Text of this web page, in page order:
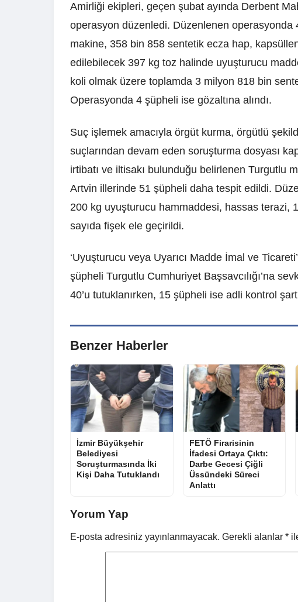
Amirliği ekipleri, geçen şubat ayında Derbent
operasyon düzenledi. Düzenlenen
makine, 358 bin 858 sentetik ecza hap,
edilebilecek 397 kg toz halinde uyuşturucu
koli olmak üzere toplamda 3 milyon 818 bin
Operasyonda 4 şüpheli ise gözaltına alındı.
Suç işlemek amacıyla örgüt kurma, örgütlü
suçlarından devam eden soruşturma dosyası
irtibatı ve iltisakı bulunduğu belirlenen Turgutlu
Artvin illerinde 51 şüpheli daha tespit edildi.
200 kg uyuşturucu hammaddesi, hassas terazi,
sayıda fişek ele geçirildi.
‘Uyuşturucu veya Uyarıcı Madde İmal ve
şüpheli Turgutlu Cumhuriyet Başsavcılığı’na
40’u tutuklanırken, 15 şüpheli ise adli kontrol
Benzer Haberler
İzmir Büyükşehir
Belediyesi
Soruşturmasında İki
Kişi Daha Tutuklandı
FETÖ Firarisinin
İfadesi Ortaya Çıktı:
Darbe Gecesi Çiğli
Üssündeki Süreci
Anlattı
Yorum Yap
E-posta adresiniz yayınlanmayacak. Gerekli alanlar *